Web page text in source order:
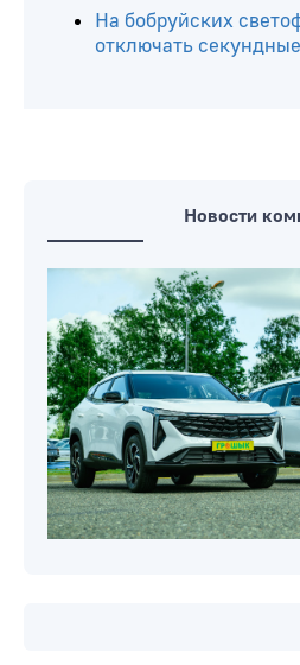
В Бобруйске можно
обменяться
отключать
Новости